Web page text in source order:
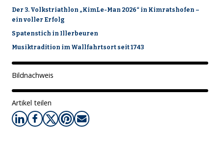
Der 3. Volkstriathlon „KimLe-Man 2026“ in Kimratshofen –
ein voller Erfolg
Spatenstich in Illerbeuren
Musiktradition im Wallfahrtsort seit 1743
Bildnachweis
Artikel teilen